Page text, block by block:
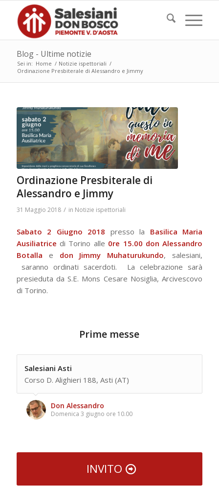
Blog - Ultime notizie
Sei in: Home / Notizie ispettoriali /
Ordinazione Presbiterale di Alessandro e Jimmy
Ordinazione Presbiterale di
Alessandro e Jimmy
31 Maggio 2018 / in Notizie ispettoriali
Sabato 2 Giugno 2018 presso la Basilica Maria
Ausiliatrice di Torino alle 0re 15.00 don Alessandro
Botalla e don Jimmy Muhaturukundo, salesiani,
saranno ordinati sacerdoti. La celebrazione sarà
presieduta da S.E. Mons Cesare Nosiglia, Arcivescovo
di Torino.
Prime messe
Salesiani Asti
Corso D. Alighieri 188, Asti (AT)
Don Alessandro
Domenica 3 giugno ore 10.00
INVITO